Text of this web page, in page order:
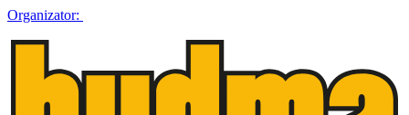
Organizator: